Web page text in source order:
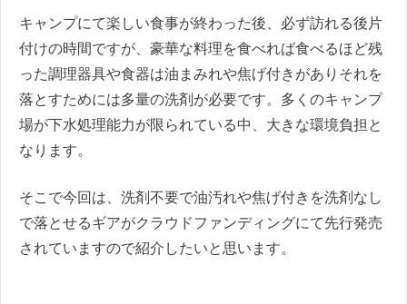
キャンプにて楽しい食事が終わった後、必ず訪れる後片
付けの時間ですが、豪華な料理を食べれば食べるほど残
った調理器具や食器は油まみれや焦げ付きがありそれを
落とすためには多量の洗剤が必要です。多くのキャンプ
場が下水処理能力が限られている中、大きな環境負担と
なります。
そこで今回は、洗剤不要で油汚れや焦げ付きを洗剤なし
で落とせるギアがクラウドファンディングにて先行発売
されていますので紹介したいと思います。